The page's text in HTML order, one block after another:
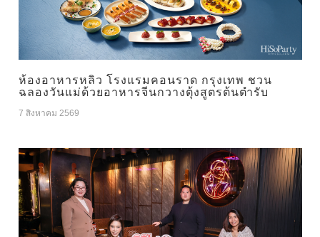
ห้องอาหารหลิว โรงแรมคอนราด กรุงเทพ ชวน
ฉลองวันแม่ด้วยอาหารจีนกวางตุ้งสูตรต้นตำรับ
7 สิงหาคม 2569